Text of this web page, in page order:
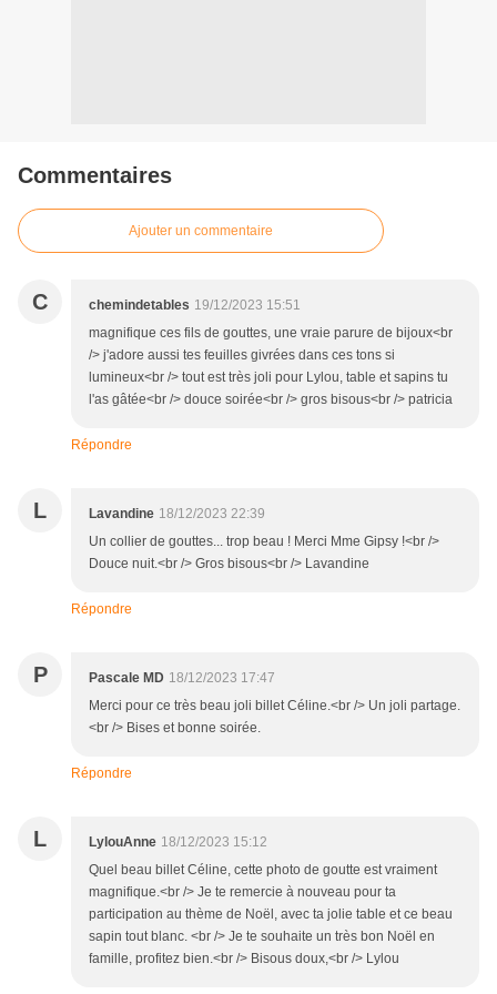
Commentaires
Ajouter un commentaire
C chemindetables 19/12/2023 15:51
magnifique ces fils de gouttes, une vraie parure de bijoux<br
/> j'adore aussi tes feuilles givrées dans ces tons si
lumineux<br /> tout est très joli pour Lylou, table et sapins tu
l'as gâtée<br /> douce soirée<br /> gros bisous<br /> patricia
Répondre
L Lavandine 18/12/2023 22:39
Un collier de gouttes... trop beau ! Merci Mme Gipsy !<br />
Douce nuit.<br /> Gros bisous<br /> Lavandine
Répondre
P Pascale MD 18/12/2023 17:47
Merci pour ce très beau joli billet Céline.<br /> Un joli partage.
<br /> Bises et bonne soirée.
Répondre
L LylouAnne 18/12/2023 15:12
Quel beau billet Céline, cette photo de goutte est vraiment
magnifique.<br /> Je te remercie à nouveau pour ta
participation au thème de Noël, avec ta jolie table et ce beau
sapin tout blanc. <br /> Je te souhaite un très bon Noël en
famille, profitez bien.<br /> Bisous doux,<br /> Lylou